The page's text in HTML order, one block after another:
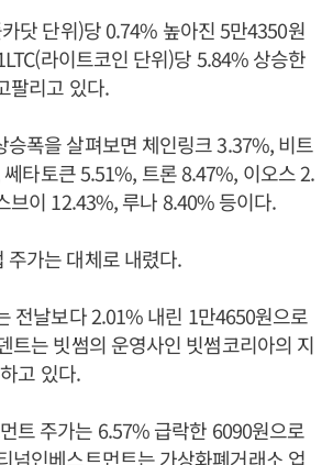
닷 단위)당 0.74% 높아진 5만4350원
라이트코인 단위)당 5.84% 상승한
팔리고 있다.
승폭을 살펴보면 체인링크 3.37%, 비트
타토큰 5.51%, 트론 8.47%, 이오스 2.
브이 12.43%, 루나 8.40% 등이다.
주가는 대체로 내렸다.
전날보다 2.01% 내린 1만4650원으로
트는 빗썸의 운영사인 빗썸코리아의 지
고 있다.
트 주가는 6.57% 급락한 6090원으로
넘인베스트먼트는 가상화폐거래소 업